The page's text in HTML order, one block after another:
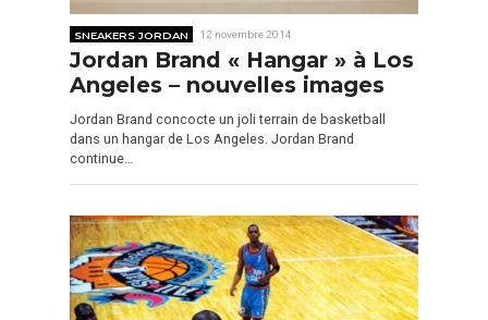
SNEAKERS JORDAN 12 novembre 2014
Jordan Brand « Hangar » à Los
Angeles – nouvelles images
Jordan Brand concocte un joli terrain de basketball
dans un hangar de Los Angeles. Jordan Brand
continue…